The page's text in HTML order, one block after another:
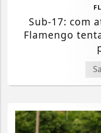
Sub-17: com
Flamengo